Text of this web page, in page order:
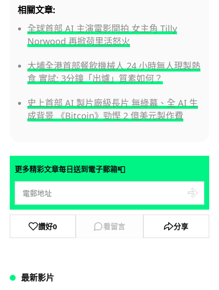
相關文章:
全球首部 AI 主演電影開拍 女主角 Tilly
Norwood 再掀荷里活怒火
大埔全港首部餐飲機械人 24 小時無人現製熱
食 實試: 3分鐘「出爐」質素如何？
史上首部 AI 製片廠級長片 無綠幕、全 AI 生
成背景 《Bitcoin》勁慳 2 億美元製作費
更多精彩文章每日送到電子郵箱📮
讚好0 看留言 分享
最新影片